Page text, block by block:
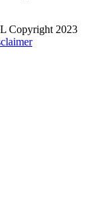
Copyright 2023